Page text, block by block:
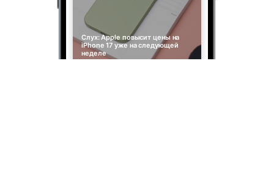
Слух: Apple повысит цены на
iPhone 17 уже на следующей
неделе